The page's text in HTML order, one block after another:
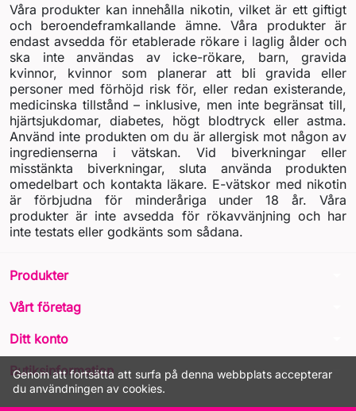
Genom att fortsätta att surfa på denna webbplats accepterar
du användningen av cookies.
Våra produkter kan innehålla nikotin, vilket är ett giftigt
och beroendeframkallande ämne. Våra produkter är
endast avsedda för etablerade rökare i laglig ålder och
ska inte användas av icke-rökare, barn, gravida
kvinnor, kvinnor som planerar att bli gravida eller
personer med förhöjd risk för, eller redan existerande,
medicinska tillstånd – inklusive, men inte begränsat till,
hjärtsjukdomar, diabetes, högt blodtryck eller astma.
Använd inte produkten om du är allergisk mot någon av
ingredienserna i vätskan. Vid biverkningar eller
misstänkta biverkningar, sluta använda produkten
omedelbart och kontakta läkare. E-vätskor med nikotin
är förbjudna för minderåriga under 18 år. Våra
produkter är inte avsedda för rökavvänjning och har
inte testats eller godkänts som sådana.
Produkter
Vårt företag
Ditt konto
Butiksinformation arrow_drop_down